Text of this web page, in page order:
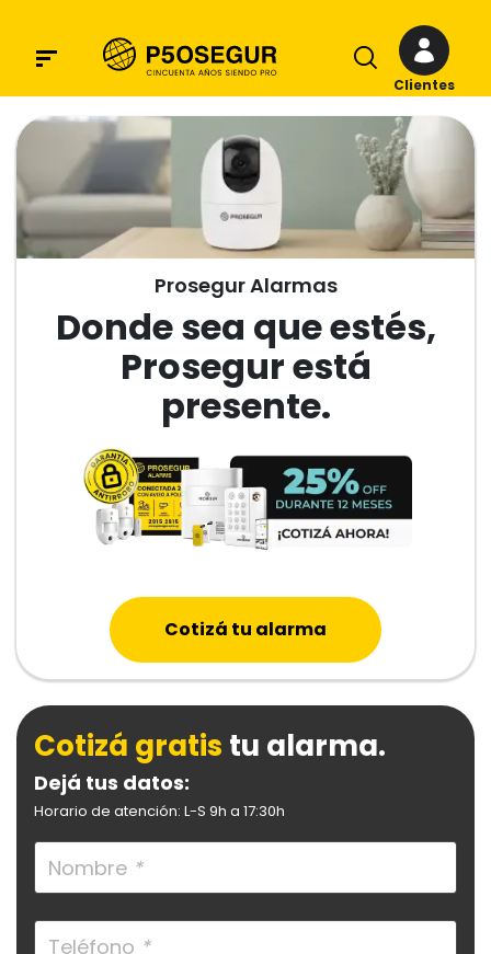
Clientes
Prosegur Alarmas
Donde sea que estés,
Prosegur está
presente.
Cotizá tu alarma
Cotizá gratis tu alarma.
Dejá tus datos:
Horario de atención: L-S 9h a 17:30h
Nombre *
Teléfono *